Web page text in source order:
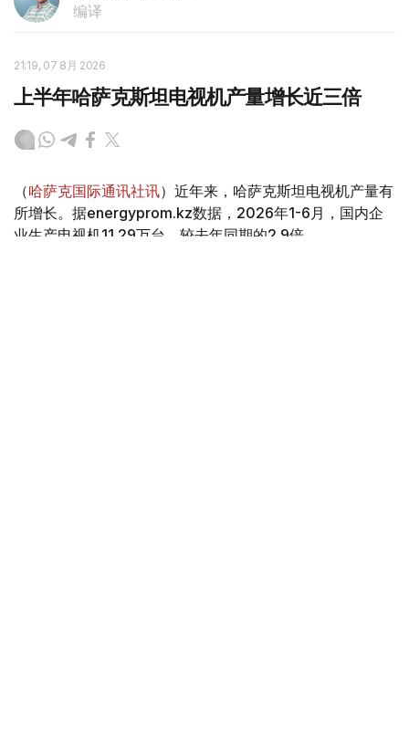
编译
21:19, 07 8月 2026
上半年哈萨克斯坦电视机产量增长近三倍
（哈萨克国际通讯社讯）近年来，哈萨克斯坦电视机产量有
所增长。据energyprom.kz数据，2026年1-6月，国内企
业生产电视机11.29万台，较去年同期的2.9倍。